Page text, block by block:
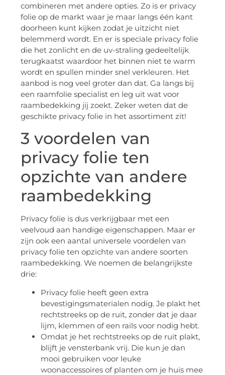
combineren met andere opties. Zo is er privacy
folie op de markt waar je maar langs één kant
doorheen kunt kijken zodat je uitzicht niet
belemmerd wordt. En er is speciale privacy folie
die het zonlicht en de uv-straling gedeeltelijk
terugkaatst waardoor het binnen niet te warm
wordt en spullen minder snel verkleuren. Het
aanbod is nog veel groter dan dat. Ga langs bij
een raamfolie specialist en leg uit wat voor
raambedekking jij zoekt. Zeker weten dat de
geschikte privacy folie in het assortiment zit!
3 voordelen van
privacy folie ten
opzichte van andere
raambedekking
Privacy folie is dus verkrijgbaar met een
veelvoud aan handige eigenschappen. Maar er
zijn ook een aantal universele voordelen van
privacy folie ten opzichte van andere soorten
raambedekking. We noemen de belangrijkste
drie:
Privacy folie heeft geen extra
bevestigingsmaterialen nodig. Je plakt het
rechtstreeks op de ruit, zonder dat je daar
lijm, klemmen of een rails voor nodig hebt.
Omdat je het rechtstreeks op de ruit plakt,
blijft je vensterbank vrij. Die kun je dan
mooi gebruiken voor leuke
woonaccessoires of planten om je huis mee